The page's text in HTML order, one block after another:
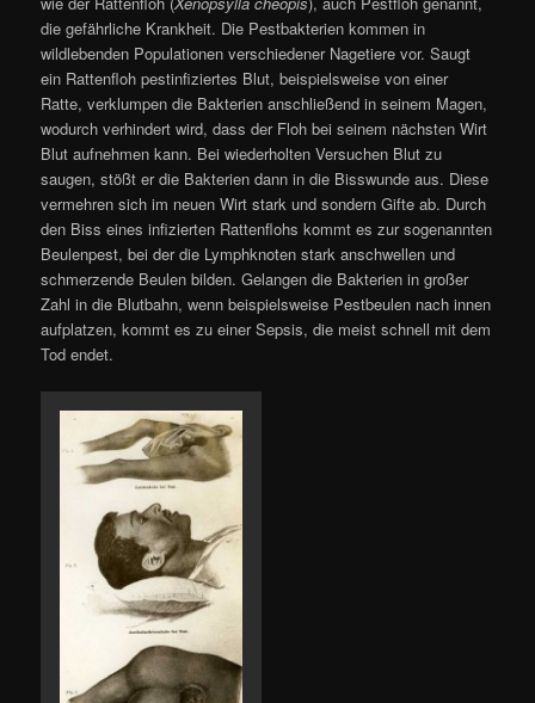
die gefährliche Krankheit. Die Pestbakterien kommen in
wildlebenden Populationen verschiedener Nagetiere vor. Saugt
ein Rattenfloh pestinfiziertes Blut, beispielsweise von einer
Ratte, verklumpen die Bakterien anschließend in seinem Magen,
wodurch verhindert wird, dass der Floh bei seinem nächsten Wirt
Blut aufnehmen kann. Bei wiederholten Versuchen Blut zu
saugen, stößt er die Bakterien dann in die Bisswunde aus. Diese
vermehren sich im neuen Wirt stark und sondern Gifte ab. Durch
den Biss eines infizierten Rattenflohs kommt es zur sogenannten
Beulenpest, bei der die Lymphknoten stark anschwellen und
schmerzende Beulen bilden. Gelangen die Bakterien in großer
Zahl in die Blutbahn, wenn beispielsweise Pestbeulen nach innen
aufplatzen, kommt es zu einer Sepsis, die meist schnell mit dem
Tod endet.